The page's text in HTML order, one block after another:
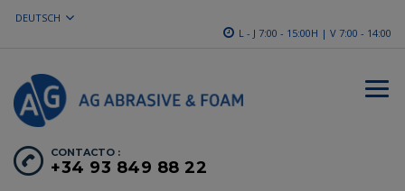
DEUTSCH
L - J 7:00 - 15:00H | V 7:00 - 14:00
CONTACTO :
+34 93 849 88 22